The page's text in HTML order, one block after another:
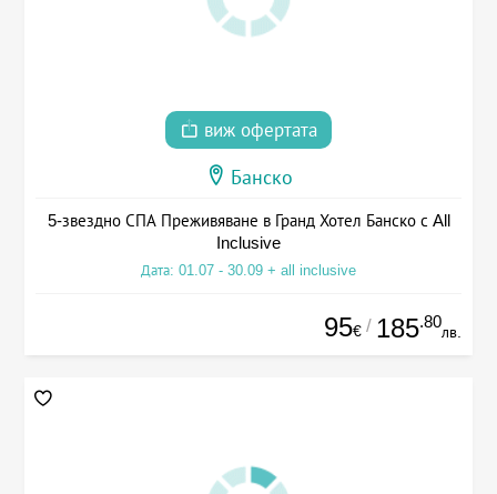
виж офертата
Банско
5-звездно СПА Преживяване в Гранд Хотел Банско с All
Inclusive
Дата: 01.07 - 30.09 + all inclusive
95€ / 185.80
лв.